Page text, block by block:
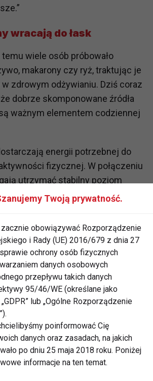
wracają do łask
wiele osób próbowało
makarony czy ryż, traktując je
zdrowym odżywianiu. Dziś coraz
dobrze skomponowane źródła
ważnym elementem codziennej
energii potrzebnej do
fizycznej. W połączeniu
utrzymać stabilny poziom
czas i sprawiają, że posiłek
jest także w mediach
Coraz popularniejsze stają się
jak łączyć produkty bogate w
makaronami czy warzywami
eliminacji pojawia się
musi być
trendów 2026 roku jest
gotowania. Konsumenci szukają
Twoją prywatność.
zacznie obowiązywać Rozporządzenie
i Rady (UE) 2016/679 z dnia 27
ochrony osób fizycznych
danych osobowych
przepływu takich danych
95/46/WE (określane jako
„GDPR” lub „Ogólne Rozporządzenie
poinformować Cię
danych oraz zasadach, na jakich
po dniu 25 maja 2018 roku. Poniżej
informacje na ten temat.